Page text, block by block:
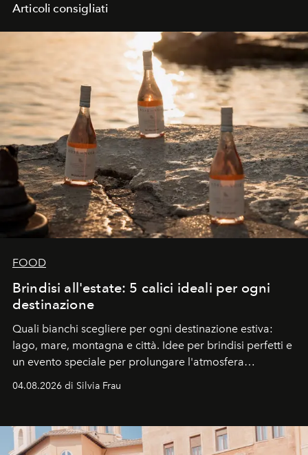
Articoli consigliati
FOOD
Brindisi all'estate: 5 calici ideali per ogni
destinazione
Quali bianchi scegliere per ogni destinazione estiva:
lago, mare, montagna e città. Idee per brindisi perfetti e
un evento speciale per prolungare l'atmosfera
04.08.2026 di Silvia Frau